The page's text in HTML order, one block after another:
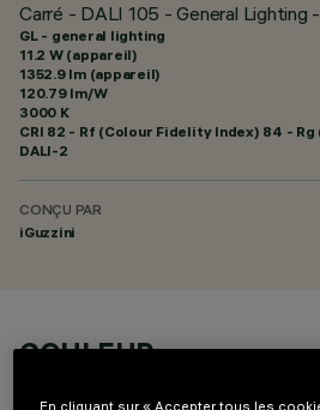
Carré - DALI 105 - General Lighting
GL - general lighting
11.2 W (appareil)
1352.9 lm (appareil)
120.79 lm/W
3000 K
CRI 82 - Rf (Colour Fidelity Index) 84 - Rg
DALI-2
CONÇU PAR
iGuzzini
COULEUR